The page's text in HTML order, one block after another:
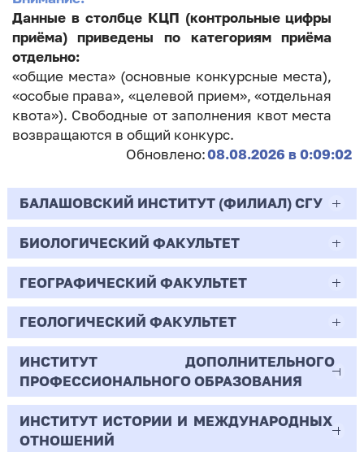
Данные в столбце КЦП (контрольные цифры
приёма) приведены по категориям приёма
отдельно:
«общие места» (основные конкурсные места),
«особые права», «целевой прием», «отдельная
квота»). Свободные от заполнения квот места
возвращаются в общий конкурс.
Обновлено:08.08.2026 в 0:09:02
БАЛАШОВСКИЙ ИНСТИТУТ (ФИЛИАЛ) СГУ
44.03.02
Психолого-педагогическое образование
Очная | Бакалавр
Всего бюджетных мест - 10
Бюджет/
Общие места
Профиль: Практическая
психология образования
БИОЛОГИЧЕСКИЙ ФАКУЛЬТЕТ
06.03.01
Биология
Очная | Бакалавр
Всего бюджетных мест - 50
Бюджет/Общие места
ГЕОГРАФИЧЕСКИЙ ФАКУЛЬТЕТ
05.03.02
География
Очная | Бакалавр
Всего бюджетных мест - 15
ГЕОЛОГИЧЕСКИЙ ФАКУЛЬТЕТ
05.03.01
Геология
Очная | Бакалавр
ИНСТИТУТ ДОПОЛНИТЕЛЬНОГО
ПРОФЕССИОНАЛЬНОГО ОБРАЗОВАНИЯ
38.03.02
ИНСТИТУТ ИСТОРИИ И МЕЖДУНАРОДНЫХ
ОТНОШЕНИЙ